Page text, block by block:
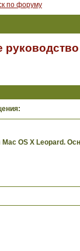
по форуму
руководство
Mac OS X Leopard.